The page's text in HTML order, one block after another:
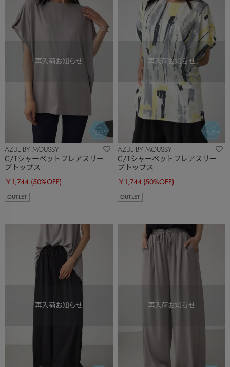
AZUL BY MOUSSY
C/Tシャーベットフレアスリー
ブトップス
￥1,744 (50%OFF)
OUTLET
AZUL BY MOUSSY
C/Tシャーベットフレアスリー
ブトップス
￥1,744 (50%OFF)
OUTLET